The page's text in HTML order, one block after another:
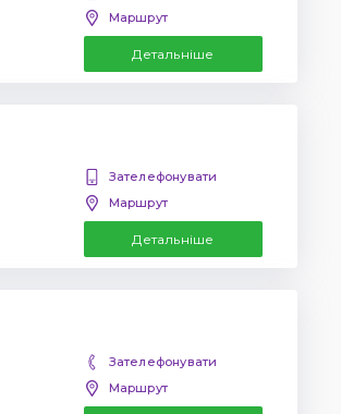
Маршрут
Детальніше
Зателефонувати
Маршрут
Детальніше
Зателефонувати
Маршрут